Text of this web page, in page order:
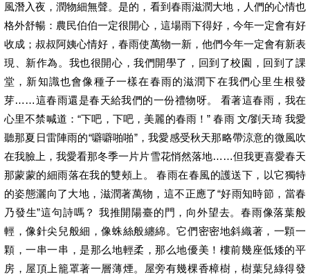
風潛入夜，潤物細無聲。是的，看到春雨滋潤大地，人們的心情也
格外舒暢：農民伯伯一定很開心，這場雨下得好，今年一定會有好
收成；叔叔阿姨心情好，春雨使萬物一新，他們今年一定會有新表
現、新作為。我也很開心，我們開學了，回到了校園，回到了課
堂，新知識也會像種子一樣在春雨的滋潤下在我們心里生根發
芽……這春雨還是春天給我們的一份禮物呀。 看著這春雨，我在
心里不禁喊道：“下吧，下吧，美麗的春雨！” 春雨 文/劉天琦 我愛
聽那夏日雷陣雨的“噼噼啪啪”，我愛感受秋天那略帶涼意的微風吹
在我臉上，我愛看那冬季一片片雪花悄然落地……但我更喜愛春天
那蒙蒙的細雨落在我的雙頰上。 春雨在春風的護送下，以它獨特
的姿態灑向了大地，滋潤著萬物，這不正應了“好雨知時節，當春
乃發生”這句詩嗎？ 我推開陽臺的門，向外望去。春雨像落葉般
輕，像針尖兒般細，像蛛絲般纏綿。它們密密地斜織著，一顆一
顆，一串一串，是那么地輕柔，那么地優美！樓前幾座低矮的平
房，屋頂上籠罩著一層薄煙。屋旁有幾棵香樟樹，樹葉兒綠得發